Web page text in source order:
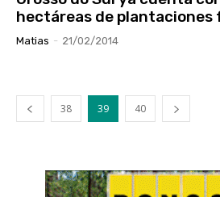
hectáreas de plantaciones
Matias - 21/02/2014
38 39 40